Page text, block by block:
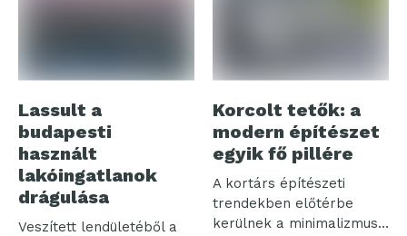
Lassult a
budapesti
használt
lakóingatlanok
drágulása
Veszített lendületéből a
Korcolt tetők: a
modern építészet
egyik fő pillére
A kortárs építészeti
trendekben előtérbe
kerülnek a minimalizmus